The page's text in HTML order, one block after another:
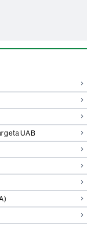
UAB